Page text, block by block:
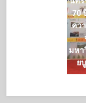
70
คว
มหา
ย